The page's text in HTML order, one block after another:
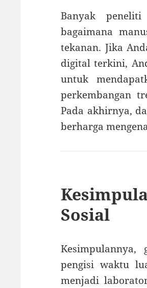
Banyak
bagaimana
tekanan. Jika
digital terkini,
untuk
perkembangan
Pada akhirnya,
berharga
Sosial
pengisi waktu
menjadi